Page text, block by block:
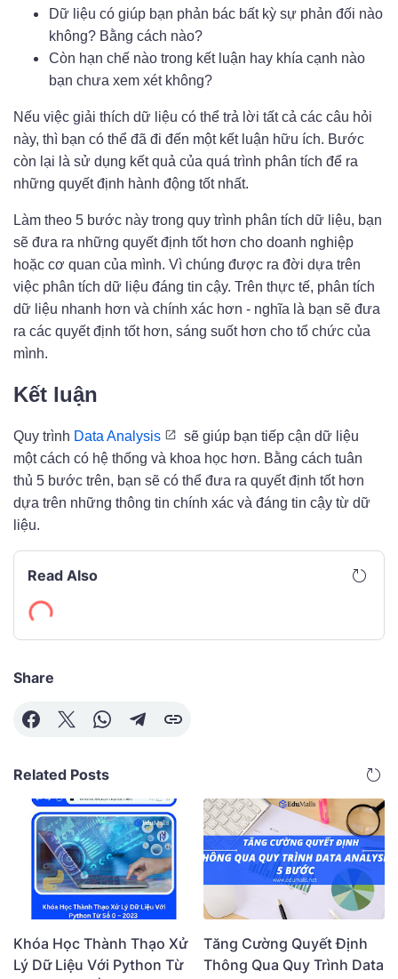
Dữ liệu có giúp bạn phản bác bất kỳ sự phản đối nào
không? Bằng cách nào?
Còn hạn chế nào trong kết luận hay khía cạnh nào
bạn chưa xem xét không?
Nếu việc giải thích dữ liệu có thể trả lời tất cả các câu hỏi
này, thì bạn có thể đã đi đến một kết luận hữu ích. Bước
còn lại là sử dụng kết quả của quá trình phân tích để ra
những quyết định hành động tốt nhất.
Làm theo 5 bước này trong quy trình phân tích dữ liệu, bạn
sẽ đưa ra những quyết định tốt hơn cho doanh nghiệp
hoặc cơ quan của mình. Vì chúng được ra đời dựa trên
việc phân tích dữ liệu đáng tin cậy. Trên thực tế, phân tích
dữ liệu nhanh hơn và chính xác hơn - nghĩa là bạn sẽ đưa
ra các quyết định tốt hơn, sáng suốt hơn cho tổ chức của
mình.
Kết luận
Quy trình Data Analysis
sẽ giúp bạn tiếp cận dữ liệu
một cách có hệ thống và khoa học hơn. Bằng cách tuân
thủ 5 bước trên, bạn sẽ có thể đưa ra quyết định tốt hơn
dựa trên những thông tin chính xác và đáng tin cậy từ dữ
liệu.
Read Also
Share
Related Posts
Khóa Học Thành Thạo Xử
Lý Dữ Liệu Với Python Từ
Tăng Cường Quyết Định
Thông Qua Quy Trình Data